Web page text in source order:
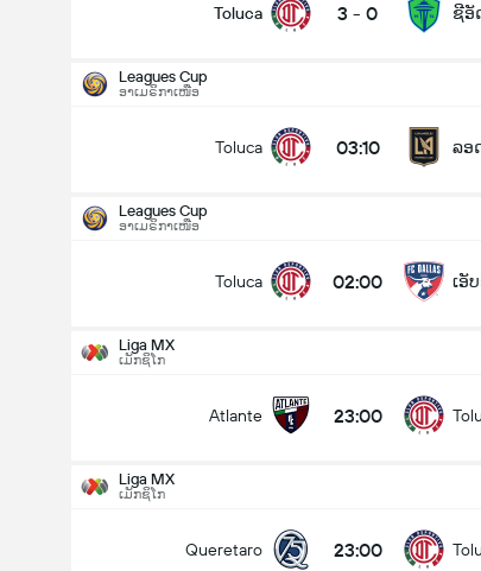
Toluca 3 - 0 ຊີອັ
Leagues Cup
ອາເມຣິກາເໜືອ
Toluca 03:10 ລອ
Leagues Cup
ອາເມຣິກາເໜືອ
Toluca 02:00 ເອັ
Liga MX
ເມັກຊິໂກ
Atlante 23:00
Liga MX
ເມັກຊິໂກ
Queretaro 23:00
02:00 ເອັບຊີີ ດັລລັດສ